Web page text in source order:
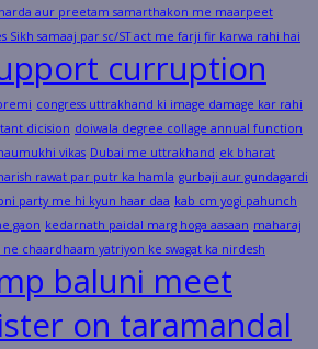
aur preetam samarthakon me maarpeet
Sikh samaaj par sc/ST act me farji fir karwa rahi hai
curruption
congress uttrakhand ki image damage kar rahi
dicision doiwala degree collage annual function
vikas Dubai me uttrakhand ek bharat
rawat par putr ka hamla gurbaji aur gundagardi
party me hi kyun haar daa kab cm yogi pahunch
gaon kedarnath paidal marg hoga aasaan maharaj
chaardhaam yatriyon ke swagat ka nirdesh
baluni meet
on taramandal